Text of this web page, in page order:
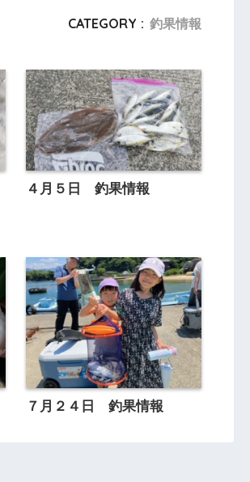
CATEGORY : 釣果情報
４月５日 釣果情報
７月２４日 釣果情報